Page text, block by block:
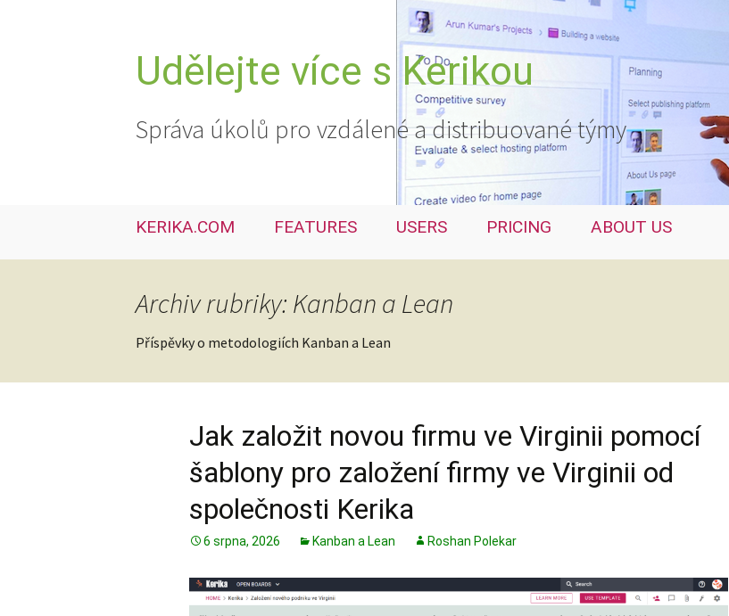
Udělejte více s Kerikou
Správa úkolů pro vzdálené a distribuované týmy
KERIKA.COM FEATURES USERS PRICING ABOUT US
Archiv rubriky: Kanban a Lean
Příspěvky o metodologiích Kanban a Lean
Jak založit novou firmu ve Virginii pomocí
šablony pro založení firmy ve Virginii od
společnosti Kerika
6 srpna, 2026 Kanban a Lean Roshan Polekar